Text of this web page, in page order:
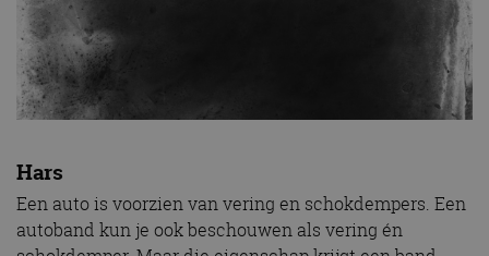
Hars
Een auto is voorzien van vering en schokdempers. Een
autoband kun je ook beschouwen als vering én